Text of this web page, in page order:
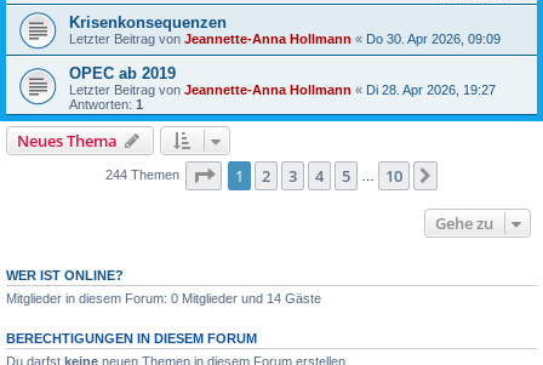
Krisenkonsequenzen
Letzter Beitrag von Jeannette-Anna Hollmann « Do 30. Apr 2026, 09:09
OPEC ab 2019
Letzter Beitrag von Jeannette-Anna Hollmann « Di 28. Apr 2026, 19:27
Antworten: 1
Neues Thema
244 Themen Seite 1von 10
1 2 3 4 5 10
Gehe zu
WER IST ONLINE?
Mitglieder in diesem Forum: 0 Mitglieder und 14 Gäste
BERECHTIGUNGEN IN DIESEM FORUM
Du darfst keine neuen Themen in diesem Forum erstellen.